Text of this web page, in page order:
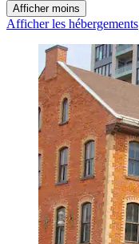
Afficher moins
Afficher les hébergements